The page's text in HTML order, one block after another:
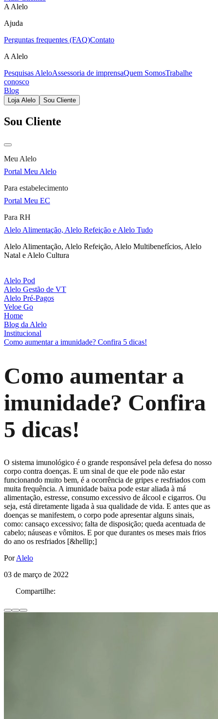
A Alelo
Ajuda
Perguntas frequentes (FAQ)Contato
A Alelo
Pesquisas AleloAssessoria de imprensaQuem SomosTrabalhe
conosco
Blog
Loja Alelo Sou Cliente
Sou Cliente
Meu Alelo
Portal Meu Alelo
Para estabelecimento
Portal Meu EC
Para RH
Alelo Alimentação, Alelo Refeição e Alelo Tudo
Alelo Alimentação, Alelo Refeição, Alelo Multibenefícios, Alelo
Natal e Alelo Cultura
Alelo Pod
Alelo Gestão de VT
Alelo Pré-Pagos
Veloe Go
Home
Blog da Alelo
Institucional
Como aumentar a imunidade? Confira 5 dicas!
Como aumentar a
imunidade? Confira
5 dicas!
O sistema imunológico é o grande responsável pela defesa do nosso
corpo contra doenças. E um sinal de que ele pode não estar
funcionando muito bem, é a ocorrência de gripes e resfriados com
muita frequência. A imunidade baixa pode estar aliada à má
alimentação, estresse, consumo excessivo de álcool e cigarros. Ou
seja, está diretamente ligada à sua qualidade de vida. E antes que as
doenças se manifestem, o corpo pode apresentar alguns sinais,
como: cansaço excessivo; falta de disposição; queda acentuada de
cabelo; náuseas e vômitos. E por que durantes os meses mais frios
do ano os resfriados [&hellip;]
PorAlelo
03 de março de 2022
Compartilhe: